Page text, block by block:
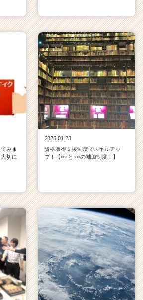
みま
切に
2026.01.23
資格取得支援制度でスキルアッ
プ！【○○と○○の補助制度！】